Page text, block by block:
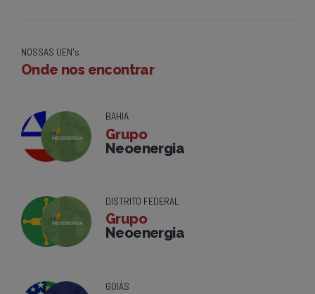
NOSSAS UEN's
Onde nos encontrar
BAHIA
Grupo
Neoenergia
DISTRITO FEDERAL
Grupo
Neoenergia
GOIÁS